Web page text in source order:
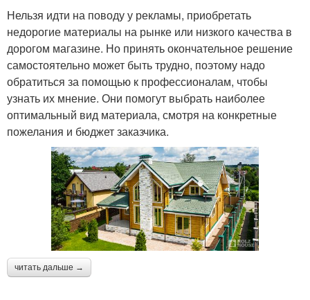
Нельзя идти на поводу у рекламы, приобретать
недорогие материалы на рынке или низкого качества в
дорогом магазине. Но принять окончательное решение
самостоятельно может быть трудно, поэтому надо
обратиться за помощью к профессионалам, чтобы
узнать их мнение. Они помогут выбрать наиболее
оптимальный вид материала, смотря на конкретные
пожелания и бюджет заказчика.
читать дальше →